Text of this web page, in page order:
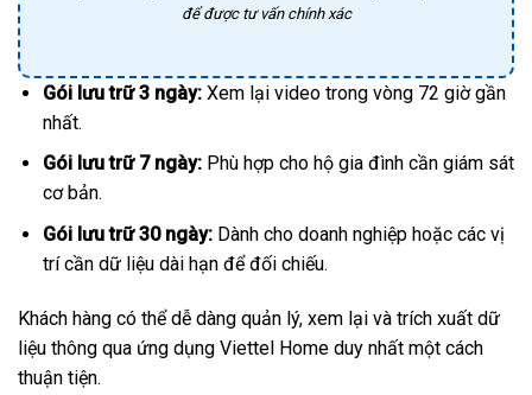
để được tư vấn chính xác
Gói lưu trữ 3 ngày:Xem lại video trong vòng 72 giờ gần
nhất.
Gói lưu trữ 7 ngày:Phù hợp cho hộ gia đình cần giám sát
cơ bản.
Gói lưu trữ 30 ngày:Dành cho doanh nghiệp hoặc các vị
trí cần dữ liệu dài hạn để đối chiếu.
Khách hàng có thể dễ dàng quản lý, xem lại và trích xuất dữ
liệu thông qua ứng dụng Viettel Home duy nhất một cách
thuận tiện.